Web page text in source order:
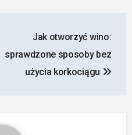
Jak otworzyć wino:
sprawdzone sposoby bez
użycia korkociągu